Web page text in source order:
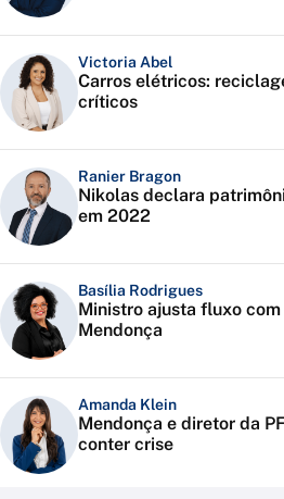
Victoria Abel
Carros elétricos:
críticos
Ranier Bragon
Nikolas declara
em 2022
Basília Rodrigues
Ministro ajusta fluxo
Mendonça
Amanda Klein
Mendonça e diretor da
conter crise